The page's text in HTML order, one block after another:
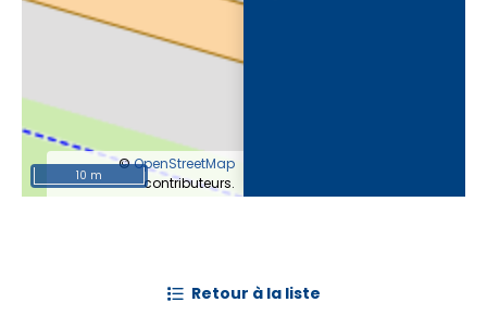
©OpenStreetMap
contributeurs.
10 m
retour à la liste